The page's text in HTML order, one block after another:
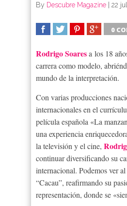
By Descubre Magazine 22
0
Rodrigo Soaresa los 18
carrera como modelo,
mundo de la interpretación.
Con varias producciones
internacionales en el
película española «La
una experiencia
la televisión y el cine,
continuar diversificando su
internacional. Podemos ver
“Cacau”, reafirmando su
representación, donde se